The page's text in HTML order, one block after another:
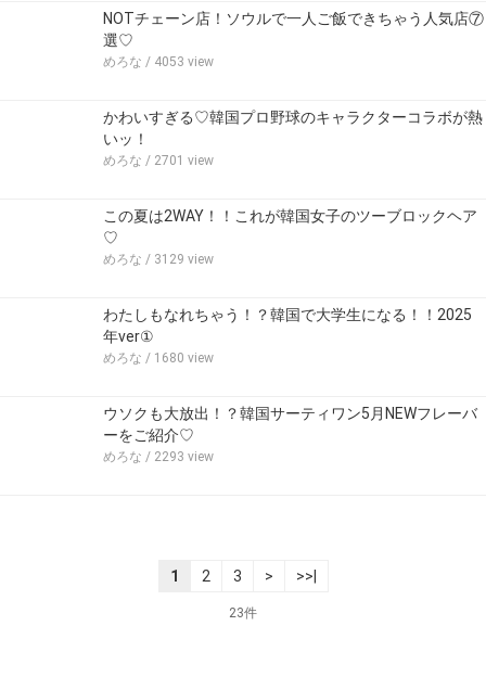
NOTチェーン店！ソウルで一人ご飯できちゃう人気店⑦
選♡
めろな / 4053 view
かわいすぎる♡韓国プロ野球のキャラクターコラボが熱
いッ！
めろな / 2701 view
この夏は2WAY！！これが韓国女子のツーブロックヘア
♡
めろな / 3129 view
わたしもなれちゃう！？韓国で大学生になる！！2025
年ver①
めろな / 1680 view
ウソクも大放出！？韓国サーティワン5月NEWフレーバ
ーをご紹介♡
めろな / 2293 view
1 2 3 > >>|
23件